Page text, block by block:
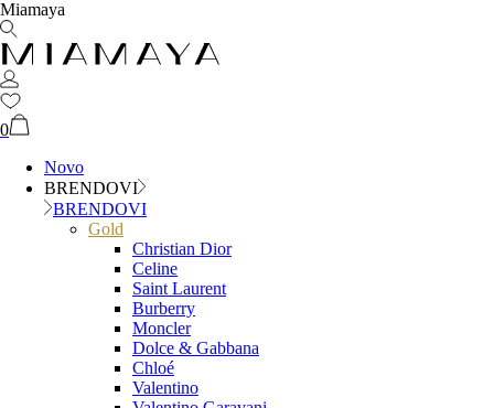
Miamaya
0
Novo
BRENDOVI
BRENDOVI
Gold
Christian Dior
Celine
Saint Laurent
Burberry
Moncler
Dolce & Gabbana
Chloé
Valentino